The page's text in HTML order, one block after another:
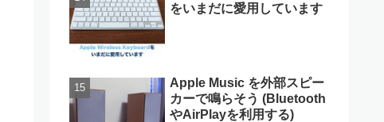
をいまだに愛用しています
Apple Music を外部スピー
カーで鳴らそう (Bluetooth
やAirPlayを利用する)